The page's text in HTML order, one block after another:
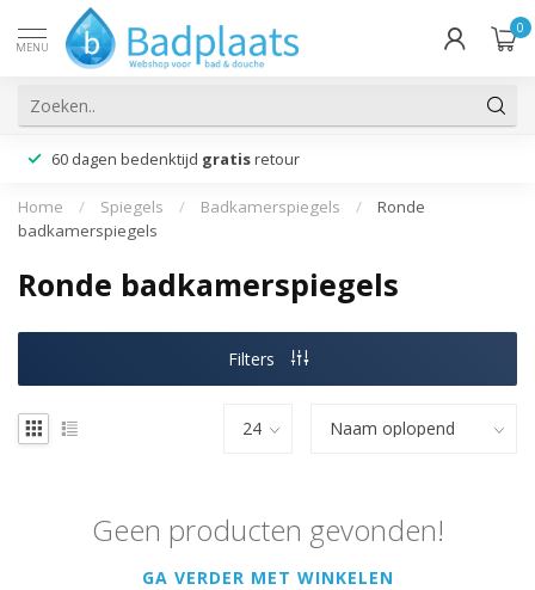
MENU
0
60 dagen bedenktijd gratis retour
Home / Spiegels / Badkamerspiegels /
Ronde
badkamerspiegels
Ronde badkamerspiegels
Filters
Geen producten gevonden!
GA VERDER MET WINKELEN